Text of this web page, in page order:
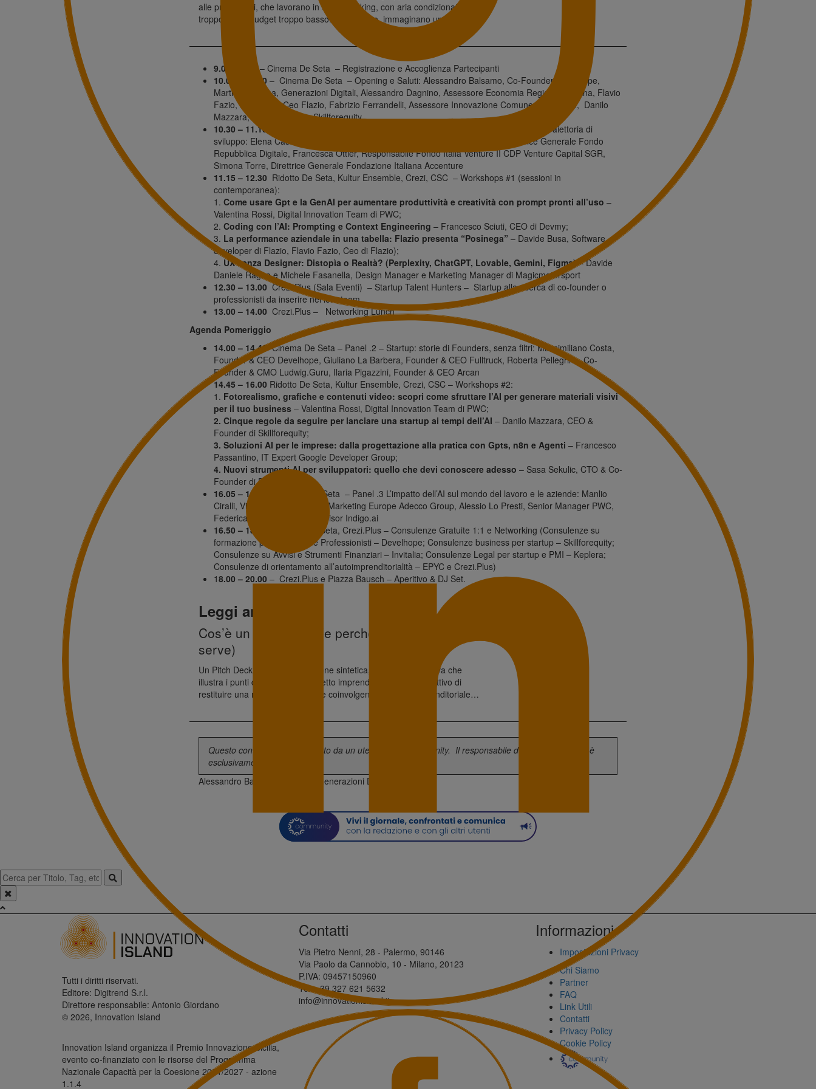
alle prime armi, che lavorano in un co-working, con aria condizionata
troppo alta e budget troppo basso. Altri, invece, immaginano uno
scenario alla Silicon Valley, tra venture capitalist e pitch al cardiopalma.
Quel che è certo, è che non è sempre facile spiegare […]
9.00 – 9.45 – Cinema De Seta – Registrazione e Accoglienza Partecipanti
10.00 – 10.30 – Cinema De Seta – Opening e Saluti: Alessandro Balsamo, Co-Founder Develhope,
Martina Bisegna, Generazioni Digitali, Alessandro Dagnino, Assessore Economia Regione Siciliana, Flavio
Fazio, Founder & Ceo Flazio, Fabrizio Ferrandelli, Assessore Innovazione Comune di Palermo, Danilo
Mazzara, Founder & Ceo Skillforequity.
10.30 – 11.10
– Cinema De Seta – Panel .1 Innovazione Digitale e Sociale: una nuova traiettoria di
sviluppo: Elena Casolari, Ceo Opes Italia Sicaf EuVeca, Martina Lascialfari, Direttrice Generale Fondo
Repubblica Digitale, Francesca Ottier, Responsabile Fondo Italia Venture II CDP Venture Capital SGR,
Simona Torre, Direttrice Generale Fondazione Italiana Accenture
11.15 – 12.30 Ridotto De Seta, Kultur Ensemble, Crezi, CSC – Workshops #1 (sessioni in
contemporanea):
1. Come usare Gpt e la GenAI per aumentare produttività e creatività con prompt pronti all’uso –
Valentina Rossi, Digital Innovation Team di PWC;
2. Coding con l’AI: Prompting e Context Engineering – Francesco Sciuti, CEO di Devmy;
3. La performance aziendale in una tabella: Flazio presenta “Posinega” – Davide Busa, Software
developer di Flazio, Flavio Fazio, Ceo di Flazio);
4. UX senza Designer: Distopìa o Realtà? (Perplexity, ChatGPT, Lovable, Gemini, Figma)– Davide
Daniele Ragno e Michele Fasanella, Design Manager e Marketing Manager di Magicmotorsport
12.30 – 13.00 Crezi.Plus (Sala Eventi) – Startup Talent Hunters – Startup alla ricerca di co-founder o
professionisti da inserire nel loro team.
13.00 – 14.00 Crezi.Plus – Networking Lunch
Agenda Pomeriggio
14.00 – 14.40Cinema De Seta – Panel .2 – Startup: storie di Founders, senza filtri: Massimiliano Costa,
Founder & CEO Develhope, Giuliano La Barbera, Founder & CEO Fulltruck, Roberta Pellegrino, Co-
Founder & CMO Ludwig.Guru, Ilaria Pigazzini, Founder & CEO Arcan
14.45 – 16.00 Ridotto De Seta, Kultur Ensemble, Crezi, CSC – Workshops #2:
1. Fotorealismo, grafiche e contenuti video: scopri come sfruttare l’AI per generare materiali visivi
per il tuo business – Valentina Rossi, Digital Innovation Team di PWC;
2. Cinque regole da seguire per lanciare una startup ai tempi dell’AI – Danilo Mazzara, CEO &
Founder di Skillforequity;
3. Soluzioni AI per le imprese: dalla progettazione alla pratica con Gpts, n8n e Agenti – Francesco
Passantino, IT Expert Google Developer Group;
4. Nuovi strumenti AI per sviluppatori: quello che devi conoscere adesso – Sasa Sekulic, CTO & Co-
Founder di Develhope.
16.05 – 16.45
– Cinema De Seta – Panel .3 L’impatto dell’AI sul mondo del lavoro e le aziende: Manlio
Ciralli, Vice President Central Marketing Europe Adecco Group, Alessio Lo Presti, Senior Manager PWC,
Federica Pasini, Strategic Advisor Indigo.ai
16.50 – 18.00
– Ridotto De Seta, Crezi.Plus – Consulenze Gratuite 1:1 e Networking (Consulenze su
formazione per PMI, ETS e Professionisti – Develhope; Consulenze business per startup – Skillforequity;
Consulenze su Avvisi e Strumenti Finanziari – Invitalia; Consulenze Legal per startup e PMI – Keplera;
Consulenze di orientamento all’autoimprenditorialità – EPYC e Crezi.Plus)
18.00 – 20.00 – Crezi.Plus e Piazza Bausch – Aperitivo & DJ Set.
Leggi anche
Cos’è un Pitch Deck (e perché ti
serve)
Un Pitch Deck è una presentazione sintetica, visiva e persuasiva che
illustra i punti di forza di un progetto imprenditoriale, con l’obiettivo di
restituire una narrazione chiara e coinvolgente dell’idea imprenditoriale,
call. È pensato per convincere un potenziale investitore, partner […]
Questo contenuto è stato scritto da un utente della Community. Il responsabile della pubblicazione è
esclusivamente il suo autore.
Alessandro Balsamo
Generazioni Digitali
Tutti i diritti riservati.
Editore: Digitrend S.r.l.
Direttore responsabile: Antonio Giordano
© 2026, Innovation Island
Innovation Island organizza il Premio Innovazione Sicilia,
evento co-finanziato con le risorse del Programma
Nazionale Capacità per la Coesione 2021/2027 - azione
1.1.4
Contatti
Via Pietro Nenni, 28 - Palermo, 90146
Via Paolo da Cannobio, 10 - Milano, 20123
P.IVA: 09457150960
Tel: +39 327 621 5632
info@innovationisland.it
Informazioni
Impostazioni Privacy
Chi Siamo
Partner
FAQ
Link Utili
Contatti
Privacy Policy
Cookie Policy